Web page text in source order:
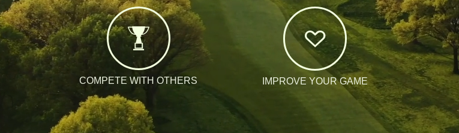
COMPETE WITH OTHERS IMPROVE YOUR GAME